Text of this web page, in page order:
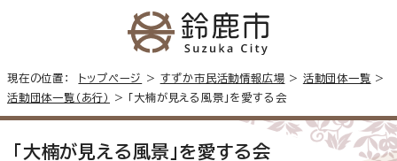
現在の位置： トップページ > すずか市民活動情報広場 > 活動団体一覧 >
活動団体一覧（あ行）
> 「大楠が見える風景」を愛する会
「大楠が見える風景」を愛する会